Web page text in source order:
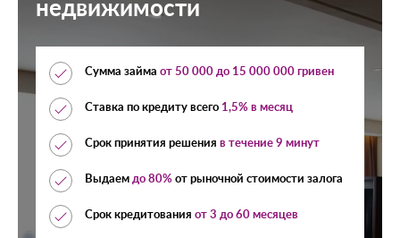
недвижимости
Сумма займа от 50 000 до 15 000 000 гривен
Ставка по кредиту всего 1,5% в месяц
Срок принятия решения в течение 9 минут
Выдаем до 80% от рыночной стоимости залога
Срок кредитования от 3 до 60 месяцев